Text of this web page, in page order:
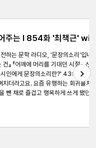
주는 l 854화 '최책근'
&lsquo;최책근&rsquo;. 오늘 이 시간에는 4년 만에 두 번째 시집 『어깨에 머리를 기대던 시절』로 돌아오신 고명재 시인님 모셨습니다. [작가
프닝 '미니 픽션 - 소리와 문장 다섯 번째 이야기' 00:53 어깨가 커진 오늘의 손님, 고명재 시인 02:15 part 1. 4년 만의 새 시
시인 : 이번 시집이 4년 만인데요. 사실 빨리 내고 싶지가 않았던 것 같아요. 제가 원래 좀 더디기도 했고, 편수도 생각보다 많지 않았어요. 저는 되게 과작이거든요. 느리고 빨리 쓰지도 못
느낌이 들었어요. '이번엔 좀 똑바로 살아야지' 하는 마음이요. 주변에 자문을 많이 구
을 담으셨나요? A. 고명재 시인 : 예전부터 저는 신체 부위 중에 어깨를 되게 좋아했거든요. 근데 이제 글을 쓰면서 예전에도 많이 생각을 했는데 인간한테 있는 몇 안 되는 '처
Next